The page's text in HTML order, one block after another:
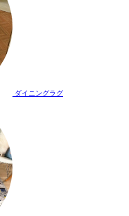
ダイニングラグ